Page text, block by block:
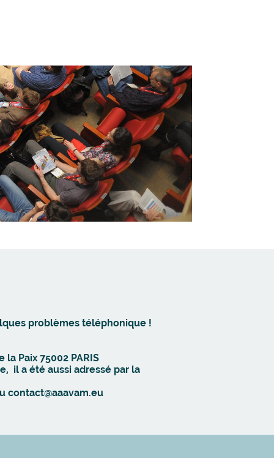
problèmes téléphonique !
Paix 75002 PARIS
il a été aussi adressé par la
contact@aaavam.eu